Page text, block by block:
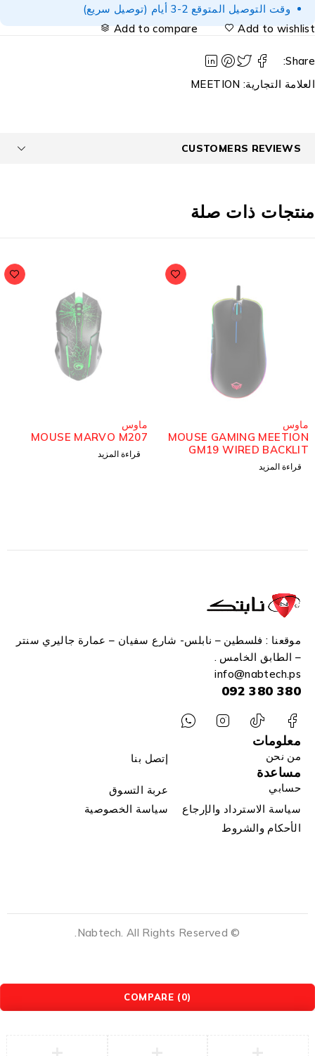
وقت التوصيل المتوقع 2-3 أيام (توصيل سريع)
Add to
Add to compare
التجارية:MEETION
CUSTOMERS REVIEWS
ذات صلة
MOUSE GAMING
GM19 WIRED
قراءة المزيد
ماوس
MOUSE MARVO M207
قراءة المزيد
موقعنا : فلسطين – نابلس- شارع سفيان – عمارة جاليري سنتر
– الطابق الخامس .
info@nabtech.ps
380 380 092
معلومات
من نحن إتصل بنا
مساعدة
حسابي
عربة التسوق
سياسة الاسترداد والإرجاع
سياسة الخصوصية
الأحكام والشروط
© Nabtech. All Rights Reserved.
COMPARE (0)